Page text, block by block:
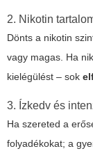
2. Nikotin
Dönts a nikotin
vagy magas. Ha
kielégülést – sok
3. Ízkedv és
Ha szereted a
folyadékokat; a